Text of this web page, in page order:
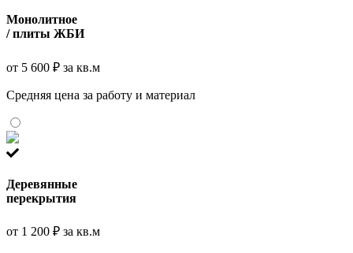
Монолитное
/ плиты ЖБИ
от 5 600 ₽ за кв.м
Средняя цена за работу и материал
Деревянные
перекрытия
от 1 200 ₽ за кв.м